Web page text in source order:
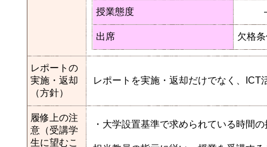
授業態度
出席 欠格
レポートの
実施・返却
（方針）
レポートを実施・返却だけでなく、
履修上の注
意（受講学
生に望むこ
・大学設置基準で求められている時間